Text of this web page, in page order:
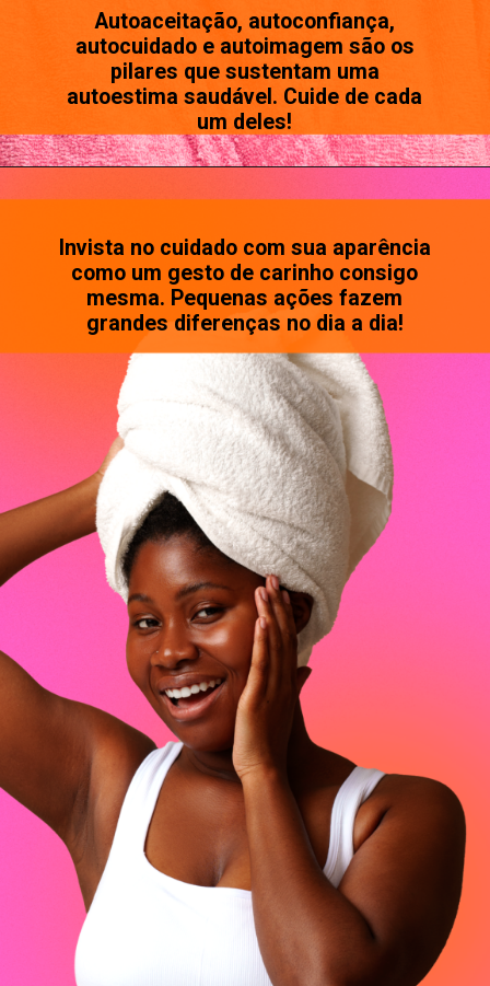
Autoaceitação, autoconfiança,
autocuidado e autoimagem são os
pilares que sustentam uma
autoestima saudável. Cuide de cada
um deles!
Invista no cuidado com sua aparência
como um gesto de carinho consigo
mesma. Pequenas ações fazem
grandes diferenças no dia a dia!